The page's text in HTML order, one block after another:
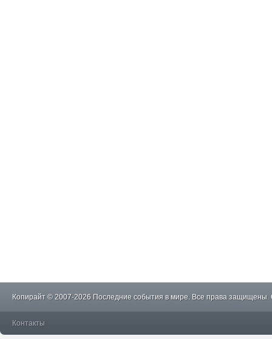
Копирайт © 2007-2026 Последние события в мире. Все права защищены.
Контакты